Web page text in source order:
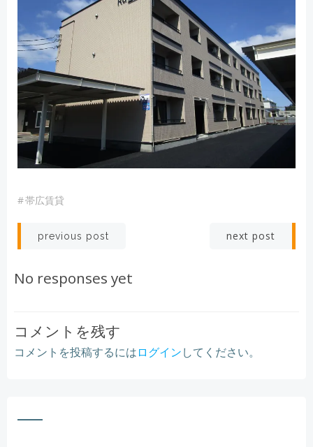
#帯広賃貸
Post
navigation
previous post next post
No responses yet
コメントを残す
コメントを投稿するにはログインしてください。